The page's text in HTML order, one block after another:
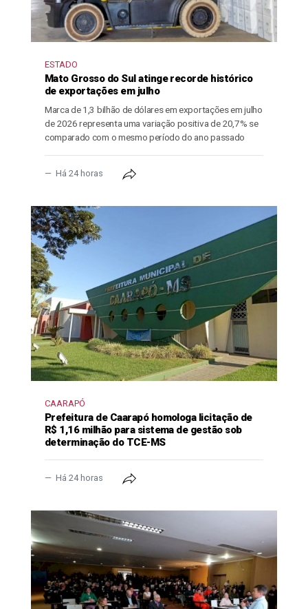
ESTADO
Mato Grosso do Sul atinge recorde histórico
de exportações em julho
Marca de 1,3 bilhão de dólares em exportações em julho
de 2026 representa uma variação positiva de 20,7% se
comparado com o mesmo período do ano passado
Há 24 horas
CAARAPÓ
Prefeitura de Caarapó homologa licitação de
R$ 1,16 milhão para sistema de gestão sob
determinação do TCE-MS
Há 24 horas